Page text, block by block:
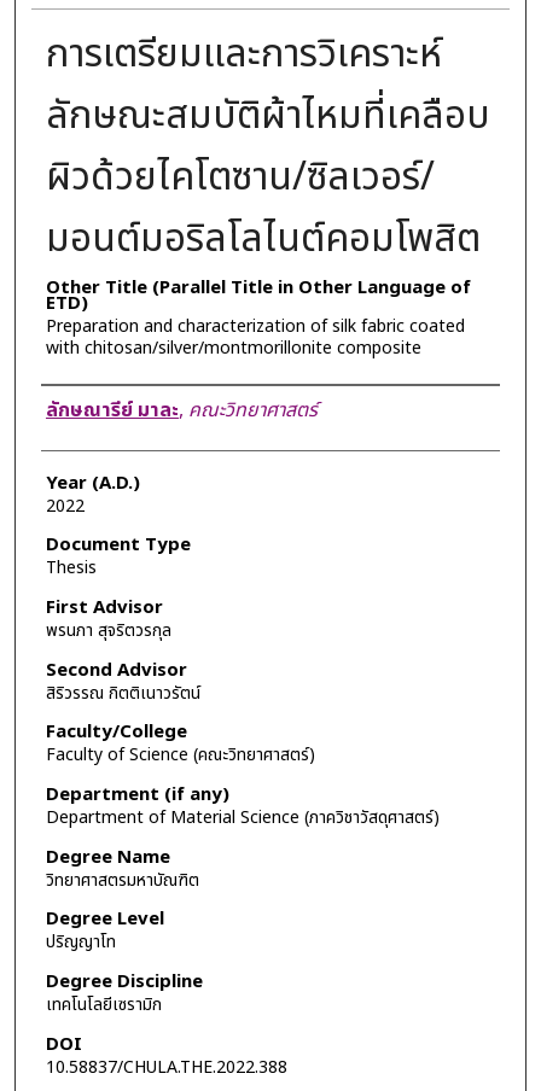
การเตรียมและการวิเคราะห์
ลักษณะสมบัติผ้าไหมที่เคลือบ
ผิวด้วยไคโตซาน/ซิลเวอร์/
มอนต์มอริลโลไนต์คอมโพสิต
Other Title (Parallel Title in Other Language of
ETD)
Preparation and characterization of silk fabric coated
with chitosan/silver/montmorillonite composite
Author
ลักษณารีย์ มาละ, คณะวิทยาศาสตร์
Year (A.D.)
2022
Document Type
Thesis
First Advisor
พรนภา สุจริตวรกุล
Second Advisor
สิริวรรณ กิตติเนาวรัตน์
Faculty/College
Faculty of Science (คณะวิทยาศาสตร์)
Department (if any)
Department of Material Science (ภาควิชาวัสดุศาสตร์)
Degree Name
วิทยาศาสตรมหาบัณฑิต
Degree Level
ปริญญาโท
Degree Discipline
เทคโนโลยีเซรามิก
DOI
10.58837/CHULA.THE.2022.388